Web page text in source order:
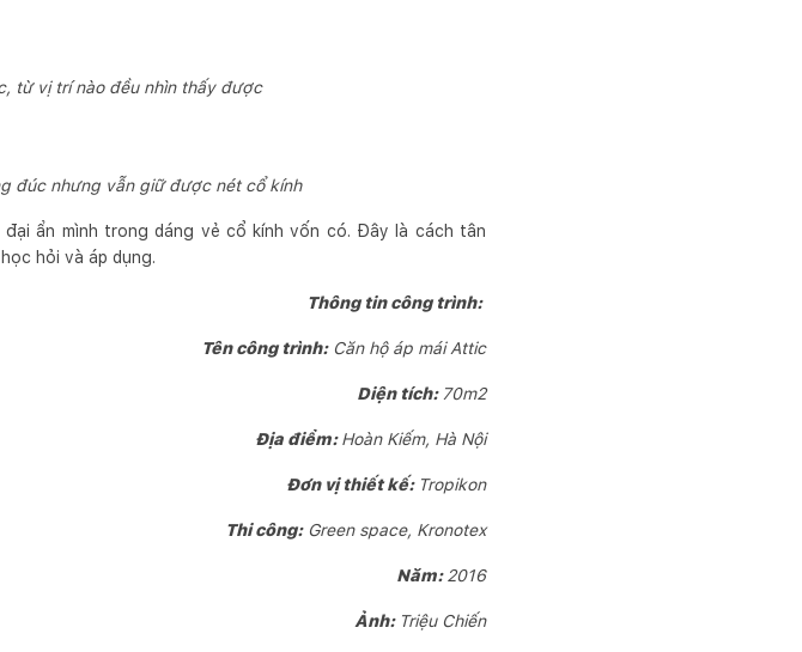
từ vị trí nào đều nhìn thấy được
đúc nhưng vẫn giữ được nét cổ kính
ẩn mình trong dáng vẻ cổ kính vốn có. Đây là cách tân
hỏi và áp dụng.
Thông tin công trình:
Tên công trình:Căn hộ áp mái Attic
Diện tích: 70m2
Địa điểm:Hoàn Kiếm, Hà Nội
Đơn vị thiết kế: Tropikon
Thi công:Green space, Kronotex
Năm: 2016
Ảnh: Triệu Chiến